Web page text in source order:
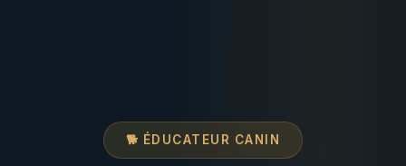
🐕 ÉDUCATEUR CANIN